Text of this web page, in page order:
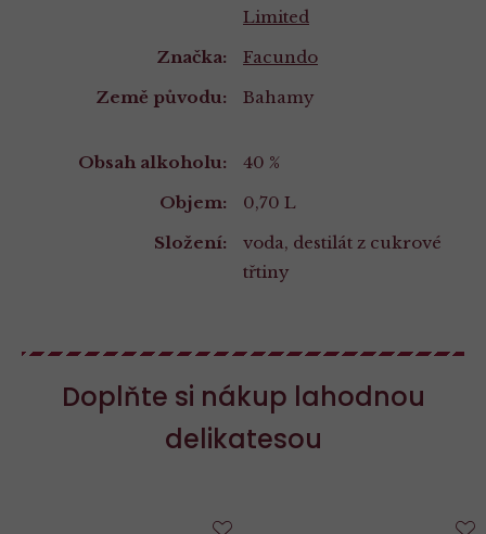
Limited
Značka:
Facundo
Země původu:
Bahamy
Vlastnosti
Obsah alkoholu:
40 %
Objem:
0,70 L
Složení:
voda, destilát z cukrové
třtiny
Doplňte si nákup lahodnou
delikatesou